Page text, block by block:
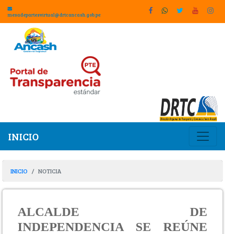
mesadepartesvirtual@drtcancash.gob.pe
INICIO
INICIO NOTICIA
ALCALDE DE
INDEPENDENCIA SE REÚNE